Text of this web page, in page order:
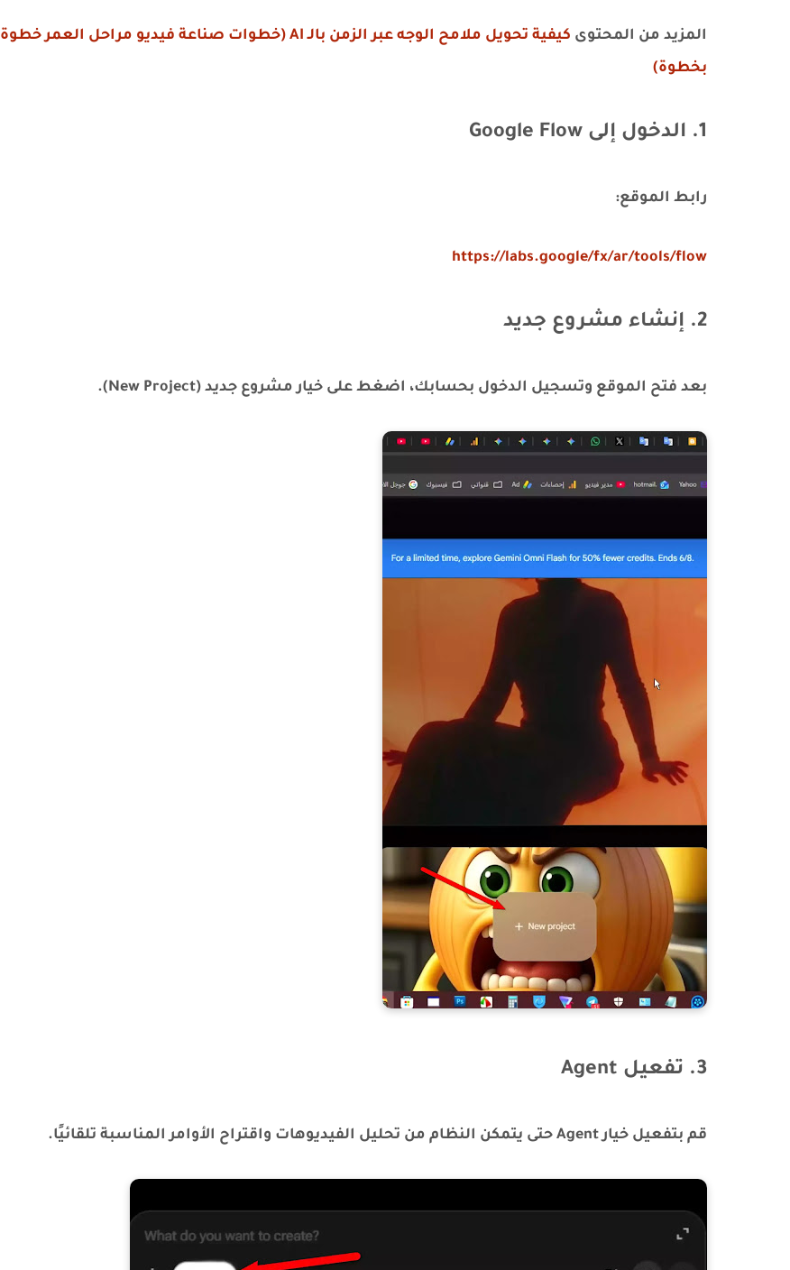
المزيد من المحتوى
كيفية تحويل ملامح الوجه عبر الزمن بالـ AI (خطوات صناعة فيديو مراحل العمر خطوة
بخطوة)
1. الدخول إلى Google Flow
رابط الموقع:
https://labs.google/fx/ar/tools/flow
2. إنشاء مشروع جديد
بعد فتح الموقع وتسجيل الدخول بحسابك، اضغط على خيار مشروع جديد (New Project).
3. تفعيل Agent
قم بتفعيل خيار Agent حتى يتمكن النظام من تحليل الفيديوهات واقتراح الأوامر المناسبة تلقائيًا.